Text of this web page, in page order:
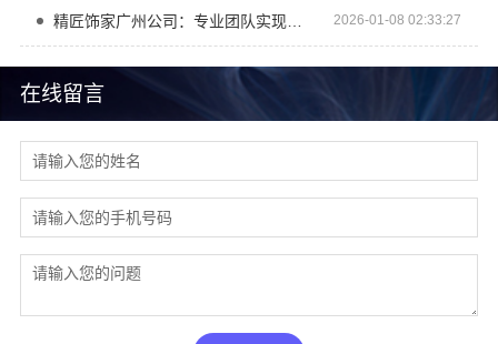
在线留言
精匠饰家广州公司：专业团队实现您的家居梦想 2026-01-08 02:33:27